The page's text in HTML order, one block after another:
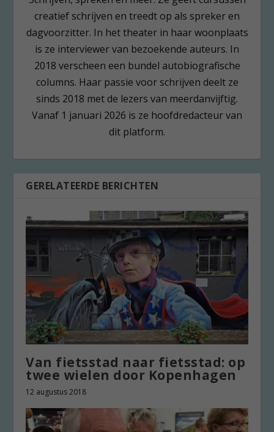
creatief schrijven en treedt op als spreker en
dagvoorzitter. In het theater in haar woonplaats
is ze interviewer van bezoekende auteurs. In
2018 verscheen een bundel autobiografische
columns. Haar passie voor schrijven deelt ze
sinds 2018 met de lezers van meerdanvijftig.
Vanaf 1 januari 2026 is ze hoofdredacteur van
dit platform.
GERELATEERDE BERICHTEN
Van fietsstad naar fietsstad: op
twee wielen door Kopenhagen
12 augustus 2018